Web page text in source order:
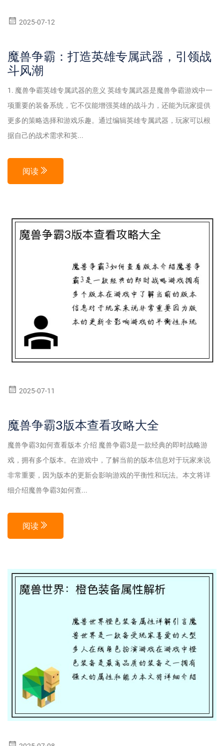
2025-07-12
魔兽争霸：打造英雄专属武器，引领战
斗风潮
1. 魔兽争霸英雄专属武器的意义 英雄专属武器是魔兽争霸游戏中一
项重要的装备系统，它不仅能增强英雄的战斗力，还能为玩家提供
更多的策略选择和游戏乐趣。通过编辑英雄专属武器，玩家可以根
据自己的战术需求和英...
阅读
2025-07-11
魔兽争霸3版本查看攻略大全
魔兽争霸3如何查看版本 介绍 魔兽争霸3是一款经典的即时战略游
戏，拥有多个版本。在游戏中，了解当前的版本信息对于玩家来说
非常重要，因为版本的更新会影响游戏的平衡性和玩法。本文将详
细介绍魔兽争霸3如何查...
阅读